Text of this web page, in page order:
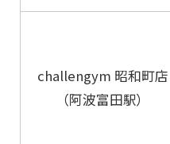
challengym 昭和町店
（阿波富田駅）